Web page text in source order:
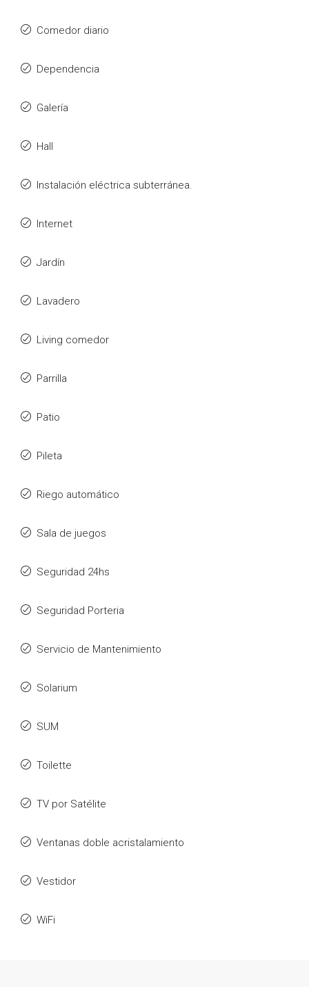
Comedor diario
Dependencia
Galería
Hall
Instalación eléctrica subterránea.
Internet
Jardín
Lavadero
Living comedor
Parrilla
Patio
Pileta
Riego automático
Sala de juegos
Seguridad 24hs
Seguridad Porteria
Servicio de Mantenimiento
Solarium
SUM
Toilette
TV por Satélite
Ventanas doble acristalamiento
Vestidor
WiFi